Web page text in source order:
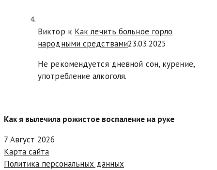
Виктор к Как лечить больное горло
народными средствами23.03.2025
Не рекомендуется дневной сон, курение,
употребление алкоголя.
Как я вылечила рожистое воспаление на руке
7 Август 2026
Карта сайта
Политика персональных данных